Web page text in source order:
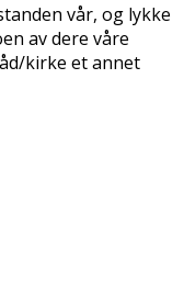
vår, og lykke
av dere våre
kirke et annet